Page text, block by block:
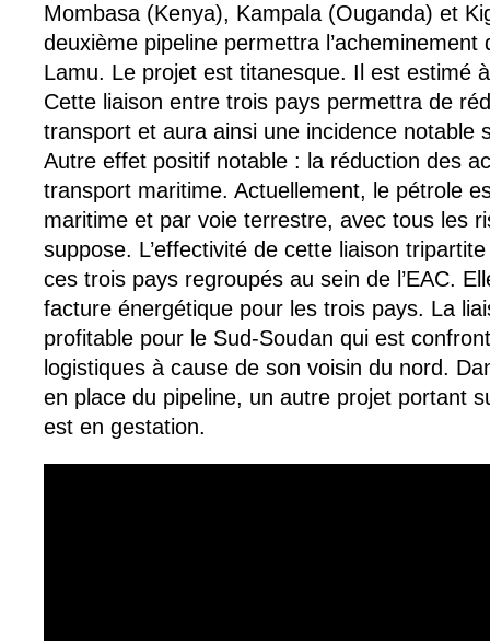
Mombasa (Kenya), Kampala (Ouganda) et
deuxième pipeline permettra
Lamu. Le projet est titanesque. Il est estimé
Cette liaison entre trois pays permettra de
transport et aura ainsi une incidence notable
Autre effet positif notable : la réduction des
transport maritime. Actuellement, le pétrole
maritime et par voie terrestre, avec tous les
suppose. L’effectivité de cette liaison
ces trois pays regroupés au sein de l’EAC.
facture énergétique pour les trois pays. La
profitable pour le Sud-Soudan qui est
logistiques à cause de son voisin du nord.
en place du pipeline, un autre projet portant
est en gestation.